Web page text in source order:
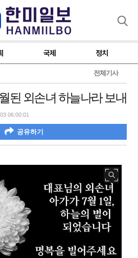
국제 정치
전체기사
된 외손녀 하늘나라 보내
06:00:01
공유하기